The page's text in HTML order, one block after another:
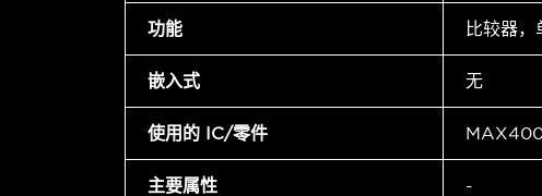
功能 比较器，
嵌入式 无
使用的 IC/零件
主要属性 -